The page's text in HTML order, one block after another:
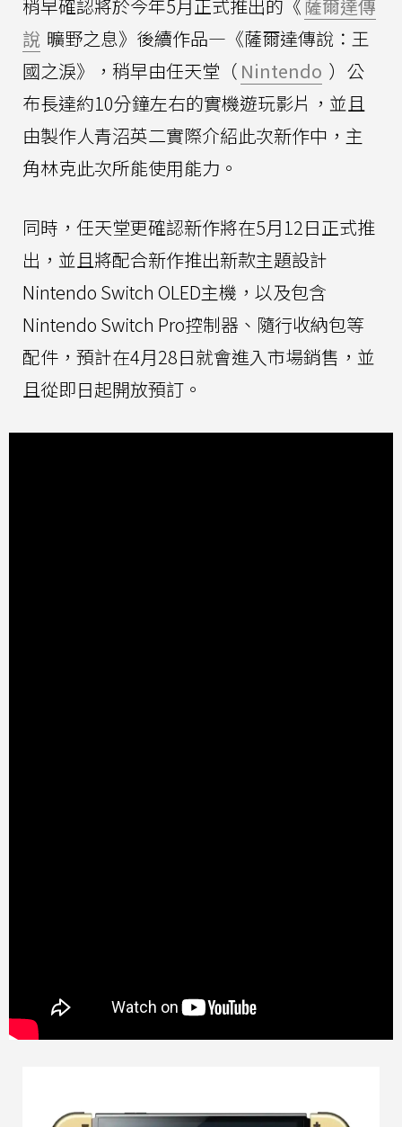
稍早確認將於今年5月正式推出的《薩爾達傳
說 曠野之息》後續作品—《薩爾達傳說：王
國之淚》，稍早由任天堂（ Nintendo ）公
布長達約10分鐘左右的實機遊玩影片，並且
由製作人青沼英二實際介紹此次新作中，主
角林克此次所能使用能力。
同時，任天堂更確認新作將在5月12日正式推
出，並且將配合新作推出新款主題設計
Nintendo Switch OLED主機，以及包含
Nintendo Switch Pro控制器、隨行收納包等
配件，預計在4月28日就會進入市場銷售，並
且從即日起開放預訂。